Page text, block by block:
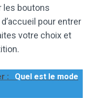
les boutons
pour entrer
votre choix et
:
Quel est le mode